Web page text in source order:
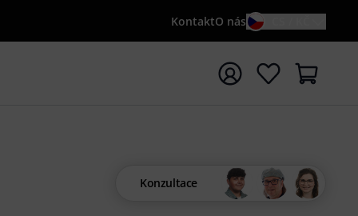
KontaktO nás
s vyhledávaným výrazem {searchTerm}
Konzultace